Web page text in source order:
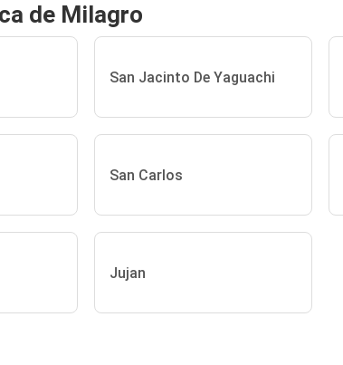
de Milagro
San Jacinto De Yaguachi
San Carlos
Jujan